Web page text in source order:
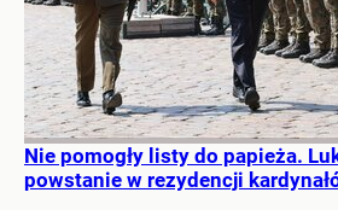
Nie pomogły listy do papieża.
powstanie w rezydencji